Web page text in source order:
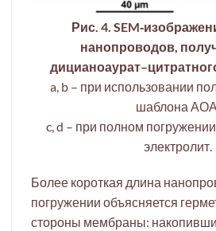
Рис. 4.
нанопроводов,
a, b – при использовании
шаблона
c, d – при полном
электролит.
Более короткая длина
погружении объясняется
стороны мембраны: